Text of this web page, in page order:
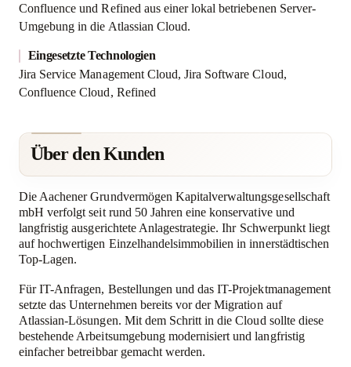
Confluence und Refined aus einer lokal betriebenen Server-
Umgebung in die Atlassian Cloud.
Eingesetzte Technologien
Jira Service Management Cloud, Jira Software Cloud,
Confluence Cloud, Refined
Über den Kunden
Die Aachener Grundvermögen Kapitalverwaltungsgesellschaft
mbH verfolgt seit rund 50 Jahren eine konservative und
langfristig ausgerichtete Anlagestrategie. Ihr Schwerpunkt liegt
auf hochwertigen Einzelhandelsimmobilien in innerstädtischen
Top-Lagen.
Für IT-Anfragen, Bestellungen und das IT-Projektmanagement
setzte das Unternehmen bereits vor der Migration auf
Atlassian-Lösungen. Mit dem Schritt in die Cloud sollte diese
bestehende Arbeitsumgebung modernisiert und langfristig
einfacher betreibbar gemacht werden.